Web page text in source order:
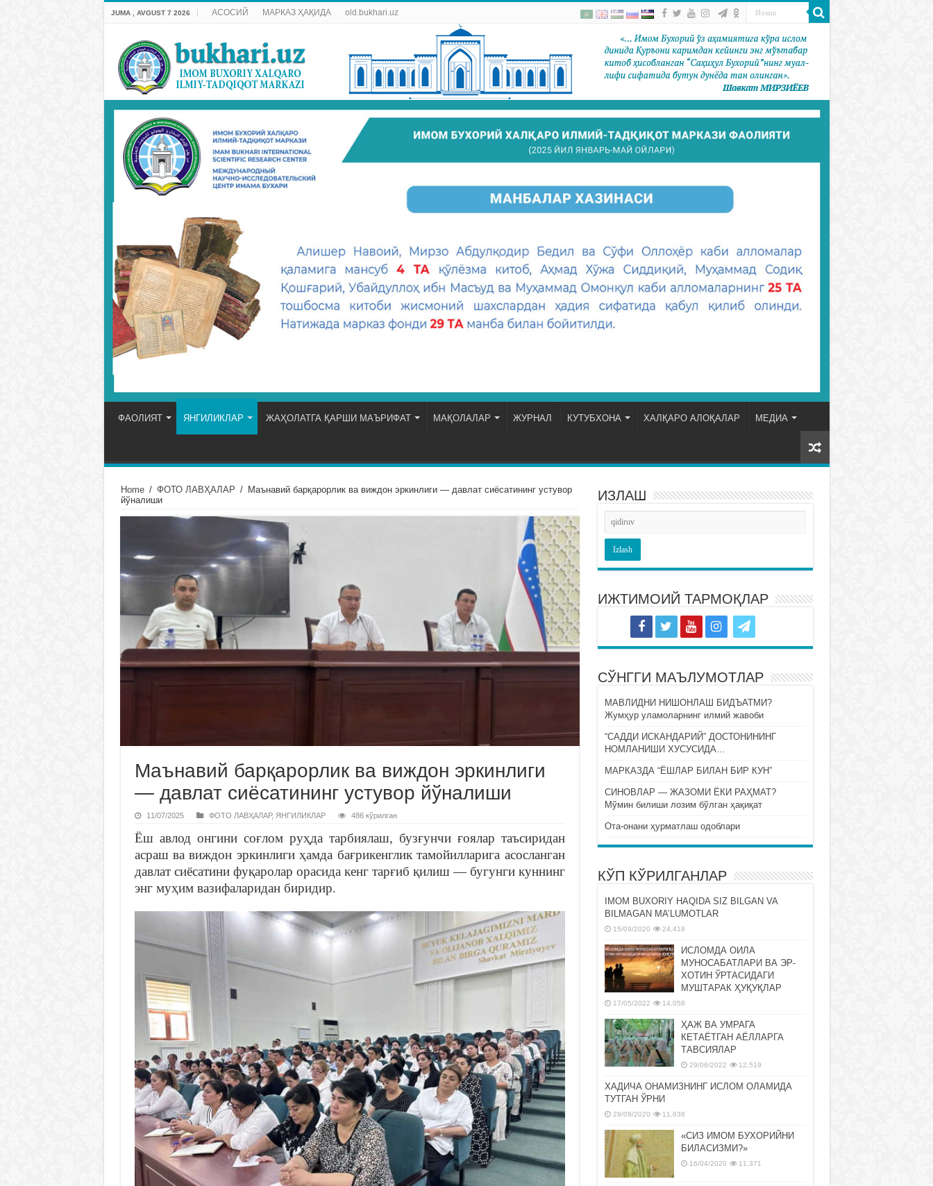
JUMA , AVGUST 7 2026 АСОСИЙ МАРКАЗ ҲАҚИДА old.bukhari.uz
ФАОЛИЯТ ЯНГИЛИКЛАР ЖАҲОЛАТГА ҚАРШИ МАЪРИФАТ МАҚОЛАЛАР ЖУРНАЛ КУТУБХОНА ХАЛҚАРО АЛОҚАЛАР МЕДИА
Home / ФОТО ЛАВҲАЛАР /
Маънавий барқарорлик ва виждон эркинлиги — давлат сиёсатининг устувор
йўналиши
Маънавий барқарорлик ва виждон эркинлиги
— давлат сиёсатининг устувор йўналиши
11/07/2025 ФОТО ЛАВҲАЛАР, ЯНГИЛИКЛАР 486 кўрилган
Ёш авлод онгини соғлом руҳда тарбиялаш, бузғунчи ғоялар таъсиридан
асраш ва виждон эркинлиги ҳамда бағрикенглик тамойилларига асосланган
давлат сиёсатини фуқаролар орасида кенг тарғиб қилиш — бугунги куннинг
энг муҳим вазифаларидан биридир.
ИЗЛАШ
ИЖТИМОИЙ ТАРМОҚЛАР
СЎНГГИ МАЪЛУМОТЛАР
МАВЛИДНИ НИШОНЛАШ БИДЪАТМИ?
Жумҳур уламоларнинг илмий жавоби
“САДДИ ИСКАНДАРИЙ” ДОСТОНИНИНГ
НОМЛАНИШИ ХУСУСИДА…
МАРКАЗДА “ЁШЛАР БИЛАН БИР КУН”
СИНОВЛАР — ЖАЗОМИ ЁКИ РАҲМАТ?
Мўмин билиши лозим бўлган ҳақиқат
Ота-онани ҳурматлаш одоблари
КЎП КЎРИЛГАНЛАР
IMOM BUXORIY HAQIDA SIZ BILGAN VA
BILMAGAN MA’LUMOTLAR
15/09/2020 24,418
ИСЛОМДА ОИЛА
МУНОСАБАТЛАРИ ВА ЭР-
ХОТИН ЎРТАСИДАГИ
МУШТАРАК ҲУҚУҚЛАР
17/05/2022 14,058
ҲАЖ ВА УМРАГА
КЕТАЁТГАН АЁЛЛАРГА
ТАВСИЯЛАР
29/06/2022 12,519
ХАДИЧА ОНАМИЗНИНГ ИСЛОМ ОЛАМИДА
ТУТГАН ЎРНИ
29/09/2020 11,638
«СИЗ ИМОМ БУХОРИЙНИ
БИЛАСИЗМИ?»
16/04/2020 11,371